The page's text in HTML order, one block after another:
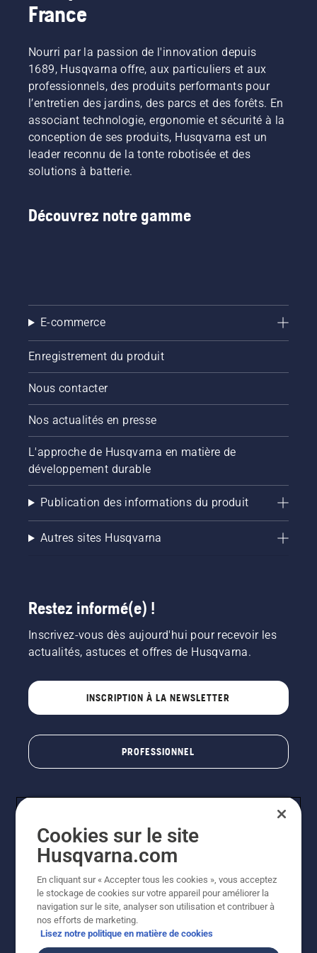
responsable
machines
portatives
électriques
et à
chez
Husqvarna.
partager
nos
machines
à
batterie
en les
louant
via des
cabanes
appelées
plus
confortable
la
fatigue
lors de
l'utilisation,
ce qui
plus
France
Nourri par la passion de l'innovation depuis
1689, Husqvarna offre, aux particuliers et aux
professionnels, des produits performants pour
l’entretien des jardins, des parcs et des forêts. En
associant technologie, ergonomie et sécurité à la
conception de ses produits, Husqvarna est un
leader reconnu de la tonte robotisée et des
solutions à batterie.
Découvrez notre gamme
E-commerce
Enregistrement du produit
Nous contacter
Nos actualités en presse
L'approche de Husqvarna en matière de
développement durable
Publication des informations du produit
Autres sites Husqvarna
Restez informé(e) !
Inscrivez-vous dès aujourd'hui pour recevoir les
actualités, astuces et offres de Husqvarna.
INSCRIPTION À LA NEWSLETTER
PROFESSIONNEL
© Husqvarna AB (publ). Tous droits réservés. Les prix
indiqués sont des prix de vente conseillés. Photos non
contractuelles. Tous les prix indiqués sont des prix de
Cookies sur le site
Husqvarna.com
En cliquant sur « Accepter tous les cookies », vous acceptez
le stockage de cookies sur votre appareil pour améliorer la
navigation sur le site, analyser son utilisation et contribuer à
nos efforts de marketing.
Lisez notre politique en matière de cookies